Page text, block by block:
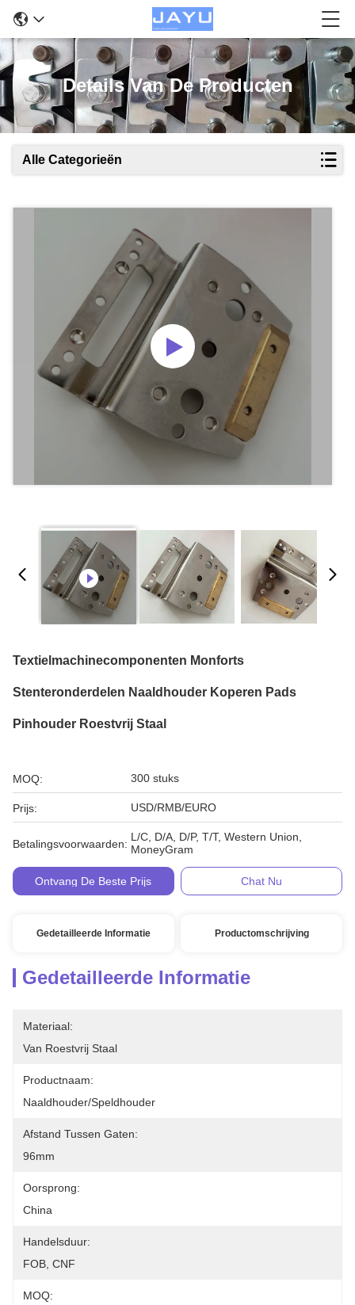
Details Van De Producten
Alle Categorieën
Textielmachinecomponenten Monforts
Stenteronderdelen Naaldhouder Koperen Pads
Pinhouder Roestvrij Staal
MOQ: 300 stuks
Prijs: USD/RMB/EURO
Betalingsvoorwaarden:
L/C, D/A, D/P, T/T, Western Union,
MoneyGram
Ontvang De Beste Prijs Chat Nu
Gedetailleerde Informatie Productomschrijving
Gedetailleerde Informatie
Materiaal:
Van Roestvrij Staal
Productnaam:
Naaldhouder/speldhouder
Afstand Tussen Gaten:
96mm
Oorsprong:
China
Handelsduur:
FOB, CNF
MOQ: